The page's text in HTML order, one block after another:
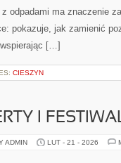
odpadami ma znaczenie
pokazuje, jak zamienić
[…]
CIESZYN
I
ADMIN LUT - 21 - 2026